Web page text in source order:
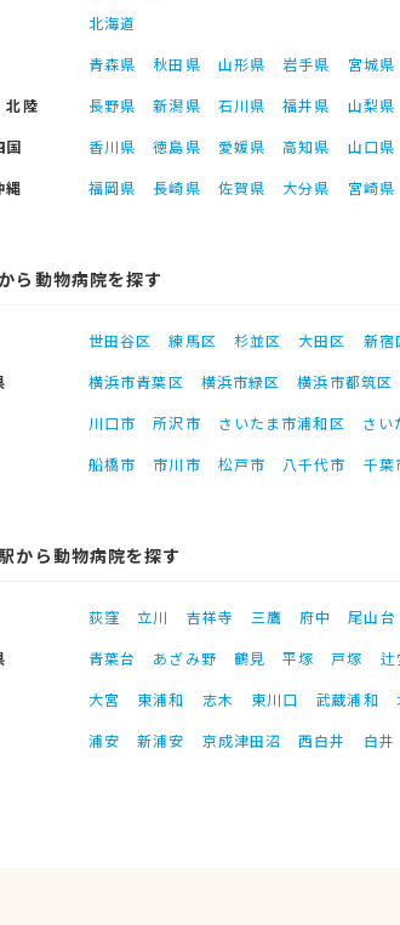
北海道
青森県 秋田県 山形県 岩手県 宮城県
北陸
長野県 新潟県 石川県 福井県 山梨県
国
香川県 徳島県 愛媛県 高知県 山口県
縄
福岡県 長崎県 佐賀県 大分県 宮崎県
ら動物病院を探す
世田谷区 練馬区 杉並区 大田区 新宿
横浜市青葉区 横浜市緑区 横浜市都筑区
川口市 所沢市 さいたま市浦和区 さい
船橋市 市川市 松戸市 八千代市 千葉
から動物病院を探す
荻窪 立川 吉祥寺 三鷹 府中 尾山台
青葉台 あざみ野 鶴見 平塚 戸塚 辻
大宮 東浦和 志木 東川口 武蔵浦和
浦安 新浦安 京成津田沼 西白井 白井